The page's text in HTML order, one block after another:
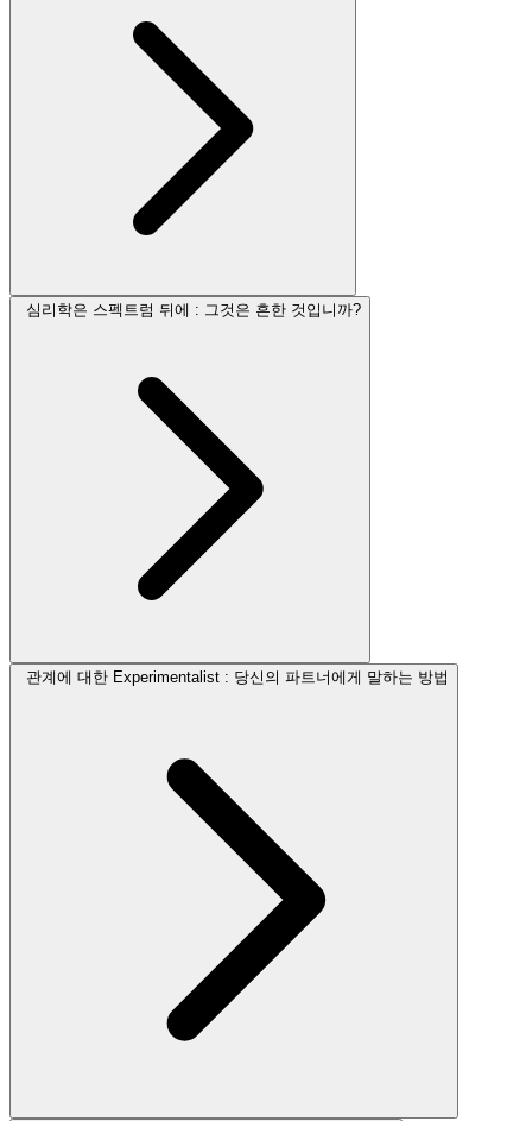
심리학은 스펙트럼 뒤에 : 그것은 흔한 것입니까?
관계에 대한 Experimentalist : 당신의 파트너에게 말하는 방법